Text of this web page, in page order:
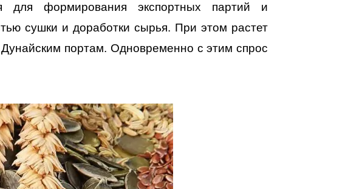
для формирования экспортных партий и
сушки и доработки сырья. При этом растет
портам. Одновременно с этим спрос